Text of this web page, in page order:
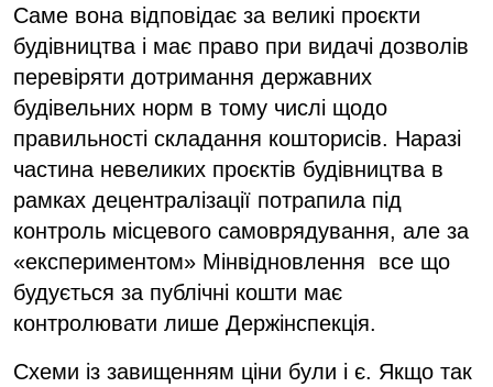
Саме вона відповідає за великі проєкти
будівництва і має право при видачі дозволів
перевіряти дотримання державних
будівельних норм в тому числі щодо
правильності складання кошторисів. Наразі
частина невеликих проєктів будівництва в
рамках децентралізації потрапила під
контроль місцевого самоврядування, але за
«експериментом» Мінвідновлення все що
будується за публічні кошти має
контролювати лише Держінспекція.
Схеми із завищенням ціни були і є. Якщо так